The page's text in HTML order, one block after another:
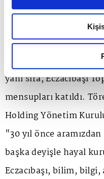
6698 sayılı Kişisel
okumak ve sitemizi
gerçekleştirilen veri
detaylı bilgi almak için
6 Ekim 2023 Cuma
Dr. Nejat F.
Değerlendirme Kurulu
yanı sıra, Eczacıbaşı
mensupları katıldı.
Holding Yönetim
"30 yıl önce
başka deyişle hayal
Eczacıbaşı, bilim,